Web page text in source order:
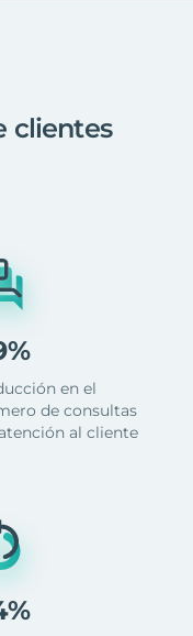
clientes
en el
de consultas
al cliente